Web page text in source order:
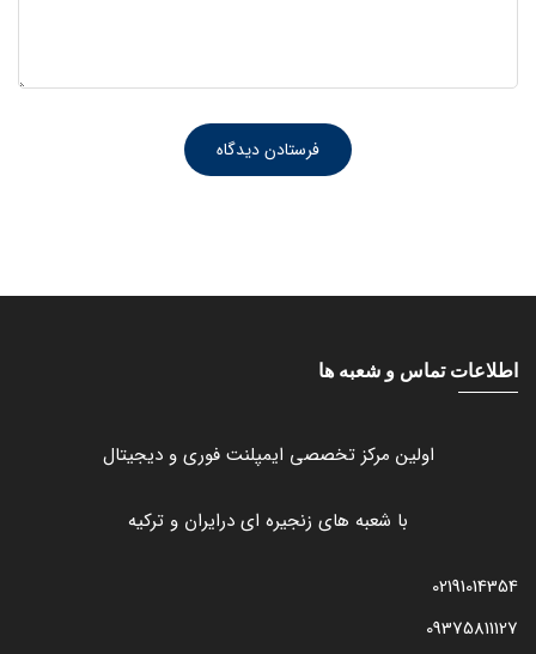
اطلاعات تماس و شعبه ها
اولین مرکز تخصصی ایمپلنت فوری و دیجیتال
با شعبه های زنجیره ای درایران و ترکیه
02191014354
09375811127